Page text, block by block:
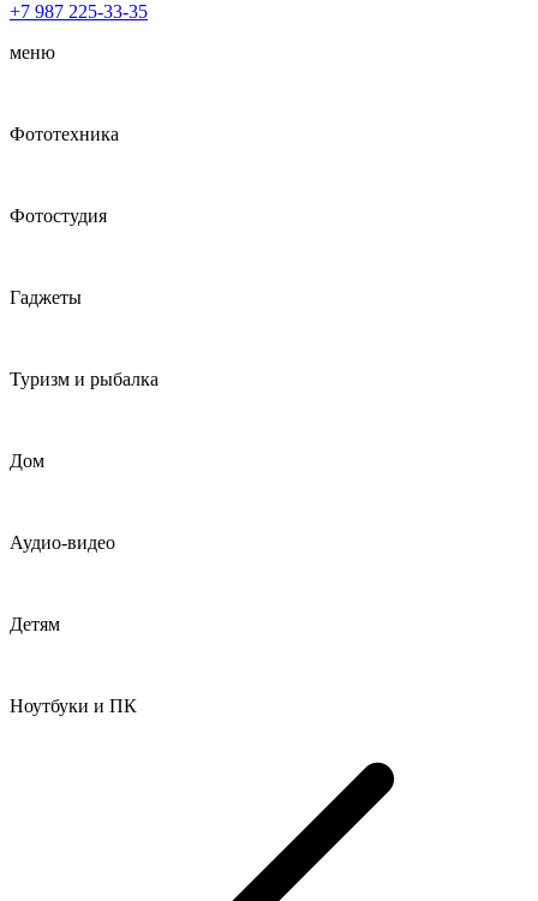
+7 987 225-33-35
меню
Фототехника
Фотостудия
Гаджеты
Туризм и рыбалка
Дом
Аудио-видео
Детям
Ноутбуки и ПК